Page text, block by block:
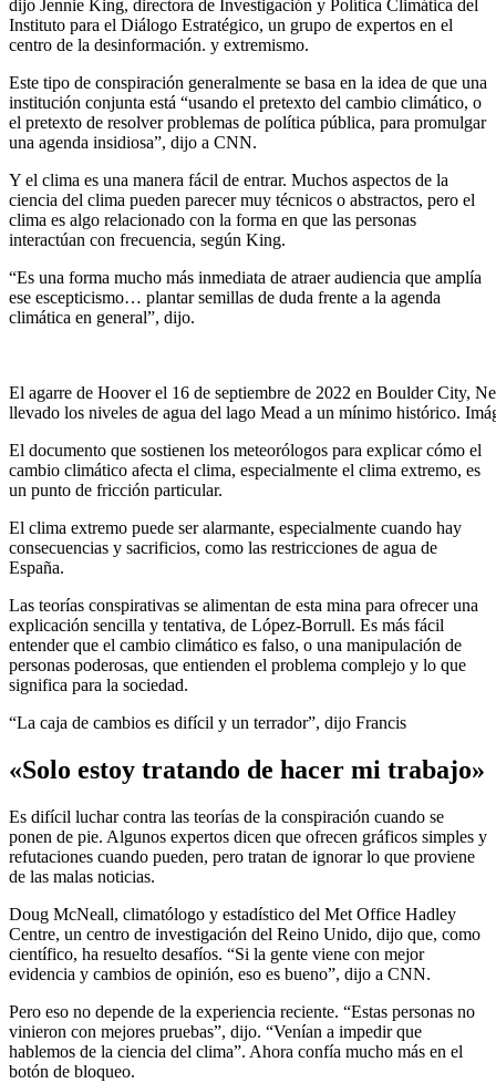
dijo Jennie King, directora de Investigación y Política Climática del
Instituto para el Diálogo Estratégico, un grupo de expertos en el
centro de la desinformación. y extremismo.
Este tipo de conspiración generalmente se basa en la idea de que una
institución conjunta está “usando el pretexto del cambio climático, o
el pretexto de resolver problemas de política pública, para promulgar
una agenda insidiosa”, dijo a CNN.
Y el clima es una manera fácil de entrar. Muchos aspectos de la
ciencia del clima pueden parecer muy técnicos o abstractos, pero el
clima es algo relacionado con la forma en que las personas
interactúan con frecuencia, según King.
“Es una forma mucho más inmediata de atraer audiencia que amplía
ese escepticismo… plantar semillas de duda frente a la agenda
climática en general”, dijo.
El agarre de Hoover el 16 de septiembre de 2022 en Boulder City,
llevado los niveles de agua del lago Mead a un mínimo histórico.
El documento que sostienen los meteorólogos para explicar cómo el
cambio climático afecta el clima, especialmente el clima extremo, es
un punto de fricción particular.
El clima extremo puede ser alarmante, especialmente cuando hay
consecuencias y sacrificios, como las restricciones de agua de
España.
Las teorías conspirativas se alimentan de esta mina para ofrecer una
explicación sencilla y tentativa, de López-Borrull. Es más fácil
entender que el cambio climático es falso, o una manipulación de
personas poderosas, que entienden el problema complejo y lo que
significa para la sociedad.
“La caja de cambios es difícil y un terrador”, dijo Francis
«Solo estoy tratando de hacer mi trabajo»
Es difícil luchar contra las teorías de la conspiración cuando se
ponen de pie. Algunos expertos dicen que ofrecen gráficos simples y
refutaciones cuando pueden, pero tratan de ignorar lo que proviene
de las malas noticias.
Doug McNeall, climatólogo y estadístico del Met Office Hadley
Centre, un centro de investigación del Reino Unido, dijo que, como
científico, ha resuelto desafíos. “Si la gente viene con mejor
evidencia y cambios de opinión, eso es bueno”, dijo a CNN.
Pero eso no depende de la experiencia reciente. “Estas personas no
vinieron con mejores pruebas”, dijo. “Venían a impedir que
hablemos de la ciencia del clima”. Ahora confía mucho más en el
botón de bloqueo.